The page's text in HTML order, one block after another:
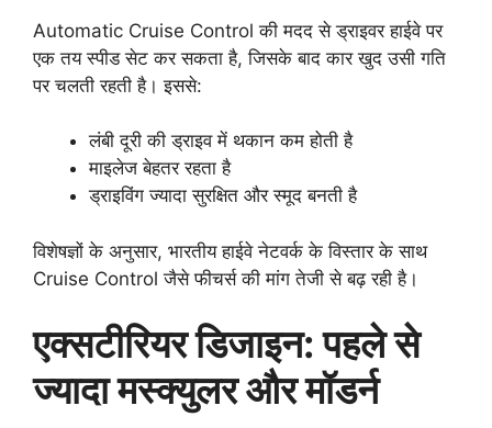
Automatic Cruise Control की मदद से ड्राइवर हाईवे पर
एक तय स्पीड सेट कर सकता है, जिसके बाद कार खुद उसी गति
पर चलती रहती है। इससे:
लंबी दूरी की ड्राइव में थकान कम होती है
माइलेज बेहतर रहता है
ड्राइविंग ज्यादा सुरक्षित और स्मूद बनती है
विशेषज्ञों के अनुसार, भारतीय हाईवे नेटवर्क के विस्तार के साथ
Cruise Control जैसे फीचर्स की मांग तेजी से बढ़ रही है।
एक्सटीरियर डिजाइन: पहले से
ज्यादा मस्क्युलर और मॉडर्न